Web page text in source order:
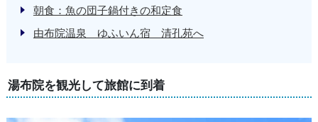
朝食：魚の団子鍋付きの和定食
由布院温泉 ゆふいん宿 清孔苑へ
湯布院を観光して旅館に到着